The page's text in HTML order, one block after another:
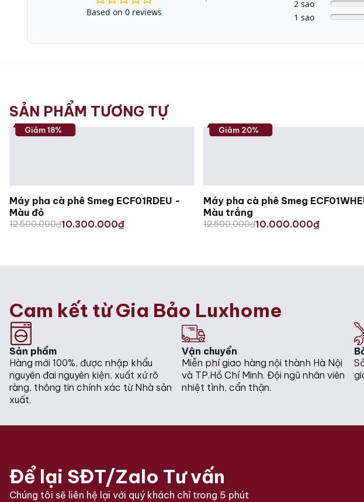
Based on 0 reviews
2 sao
1 sao
SẢN PHẨM TƯƠNG TỰ
Giảm 18%
Máy pha cà phê Smeg ECF01RDEU -
Màu đỏ
12.500.000₫
Original
10.300.000₫
Current
Giảm 20%
Máy pha cà phê Smeg
Màu trắng
12.500.000₫
Original
10.000.000₫
Current
Cam kết từ Gia Bảo Luxhome
Sản phẩm
Hàng mới 100%, được nhập khẩu
nguyên đai nguyên kiện, xuất xứ rõ
ràng, thông tin chính xác từ Nhà sản
xuất.
Vận chuyển
Miễn phí giao hàng nội thành Hà Nội
và TP.Hồ Chí Minh. Đội ngũ nhân viên
nhiệt tình, cẩn thận.
Để lại SĐT/Zalo Tư vấn
Chúng tôi sẽ liên hệ lại với quý khách chỉ trong 5 phút